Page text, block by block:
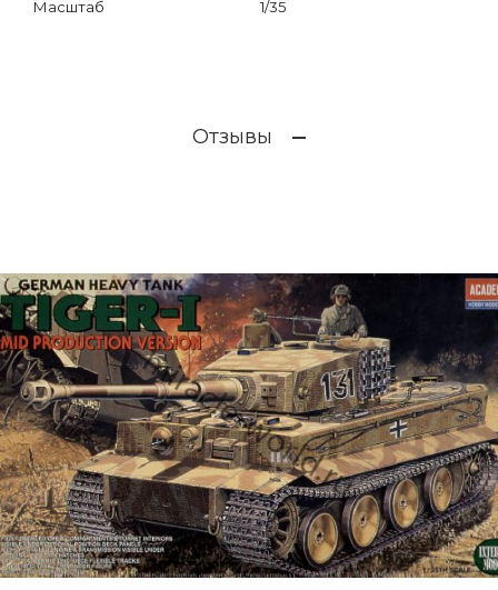
Масштаб 1/35
Отзывы